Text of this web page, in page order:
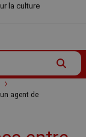
la culture
agent de